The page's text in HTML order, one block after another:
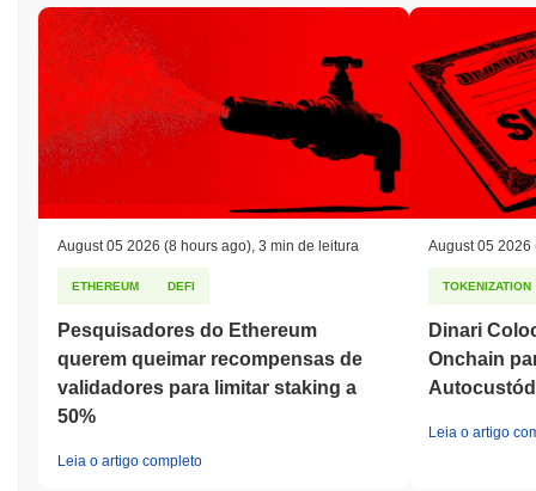
August 05 2026 (8 hours ago) 3 min de leitura
ETHEREUM DEFI
Pesquisadores do Ethereum
querem queimar recompensas de
validadores para limitar staking a
50%
Leia o artigo completo
August 05 2026
TOKENIZATION
Dinari
Onchain
Leia o artigo